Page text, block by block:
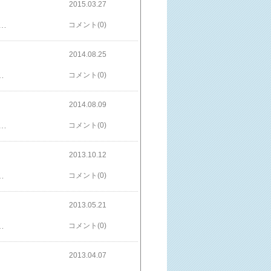
長を最大限に生かして生きるのが大切です。 世の中のあらゆる問題は、対人関係が絡んでいる、というアドラーの理論もわかるような気がしました。 直接、話したりしなくても、人と比較することで悩みが生じるからです。 引き続き、アドラー心理学に親しんでいこうと思います。 嫌われる勇気 [ 岸見一郎 ]
2015.03.27
コメント(0)
2014.08.25
コメント(0)
2014.08.09
コメント(0)
2013.10.12
コメント(0)
2013.05.21
コメント(0)
2013.04.07